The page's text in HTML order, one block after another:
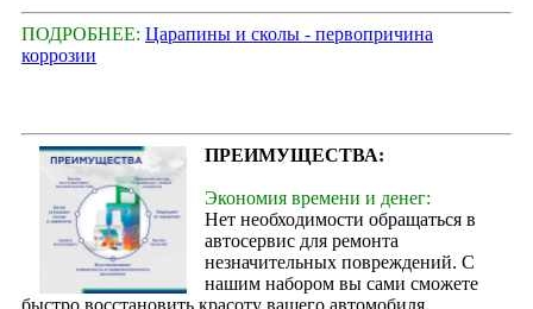
ПОДРОБНЕЕ: Царапины и сколы - первопричина
коррозии
ПРЕИМУЩЕСТВА:
Экономия времени и денег:
Нет необходимости обращаться в
автосервис для ремонта
незначительных повреждений. С
нашим набором вы сами сможете
быстро восстановить красоту вашего автомобиля.